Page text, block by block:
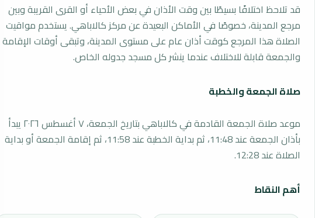
قد تلاحظ اختلافًا بسيطًا بين وقت الأذان في بعض الأحياء أو القرى القريبة وبين
مرجع المدينة، خصوصًا في الأماكن البعيدة عن مركز كالاباهي. يستخدم مواقيت
الصلاة هذا المرجع كوقت أذان عام على مستوى المدينة، وتبقى أوقات الإقامة
والجمعة قابلة للاختلاف عندما ينشر كل مسجد جدوله الخاص.
صلاة الجمعة والخطبة
موعد صلاة الجمعة القادمة في كالاباهي بتاريخ الجمعة، ٧ أغسطس ٢٠٢٦ يبدأ
بأذان الجمعة عند 11:48، ثم بداية الخطبة عند 11:58، ثم إقامة الجمعة أو بداية
الصلاة عند 12:28.
أهم النقاط